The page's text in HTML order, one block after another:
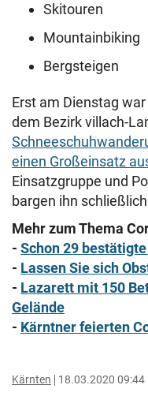
Skitouren
Mountainbiking
Bergsteigen
Erst am Dienstag
dem Bezirk villach-
einen Großeinsatz
Einsatzgruppe und
bargen ihn
Mehr zum Thema
- Schon 29
- Lassen Sie sich
- Lazarett mit 150
Gelände
- Kärntner feierten
Kärnten 18.03.2020 09:44